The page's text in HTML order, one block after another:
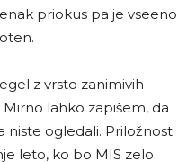
priokus pa je vseeno
z vrsto zanimivih
lahko zapišem, da
niste ogledali. Priložnost
leto, ko bo MIS zelo